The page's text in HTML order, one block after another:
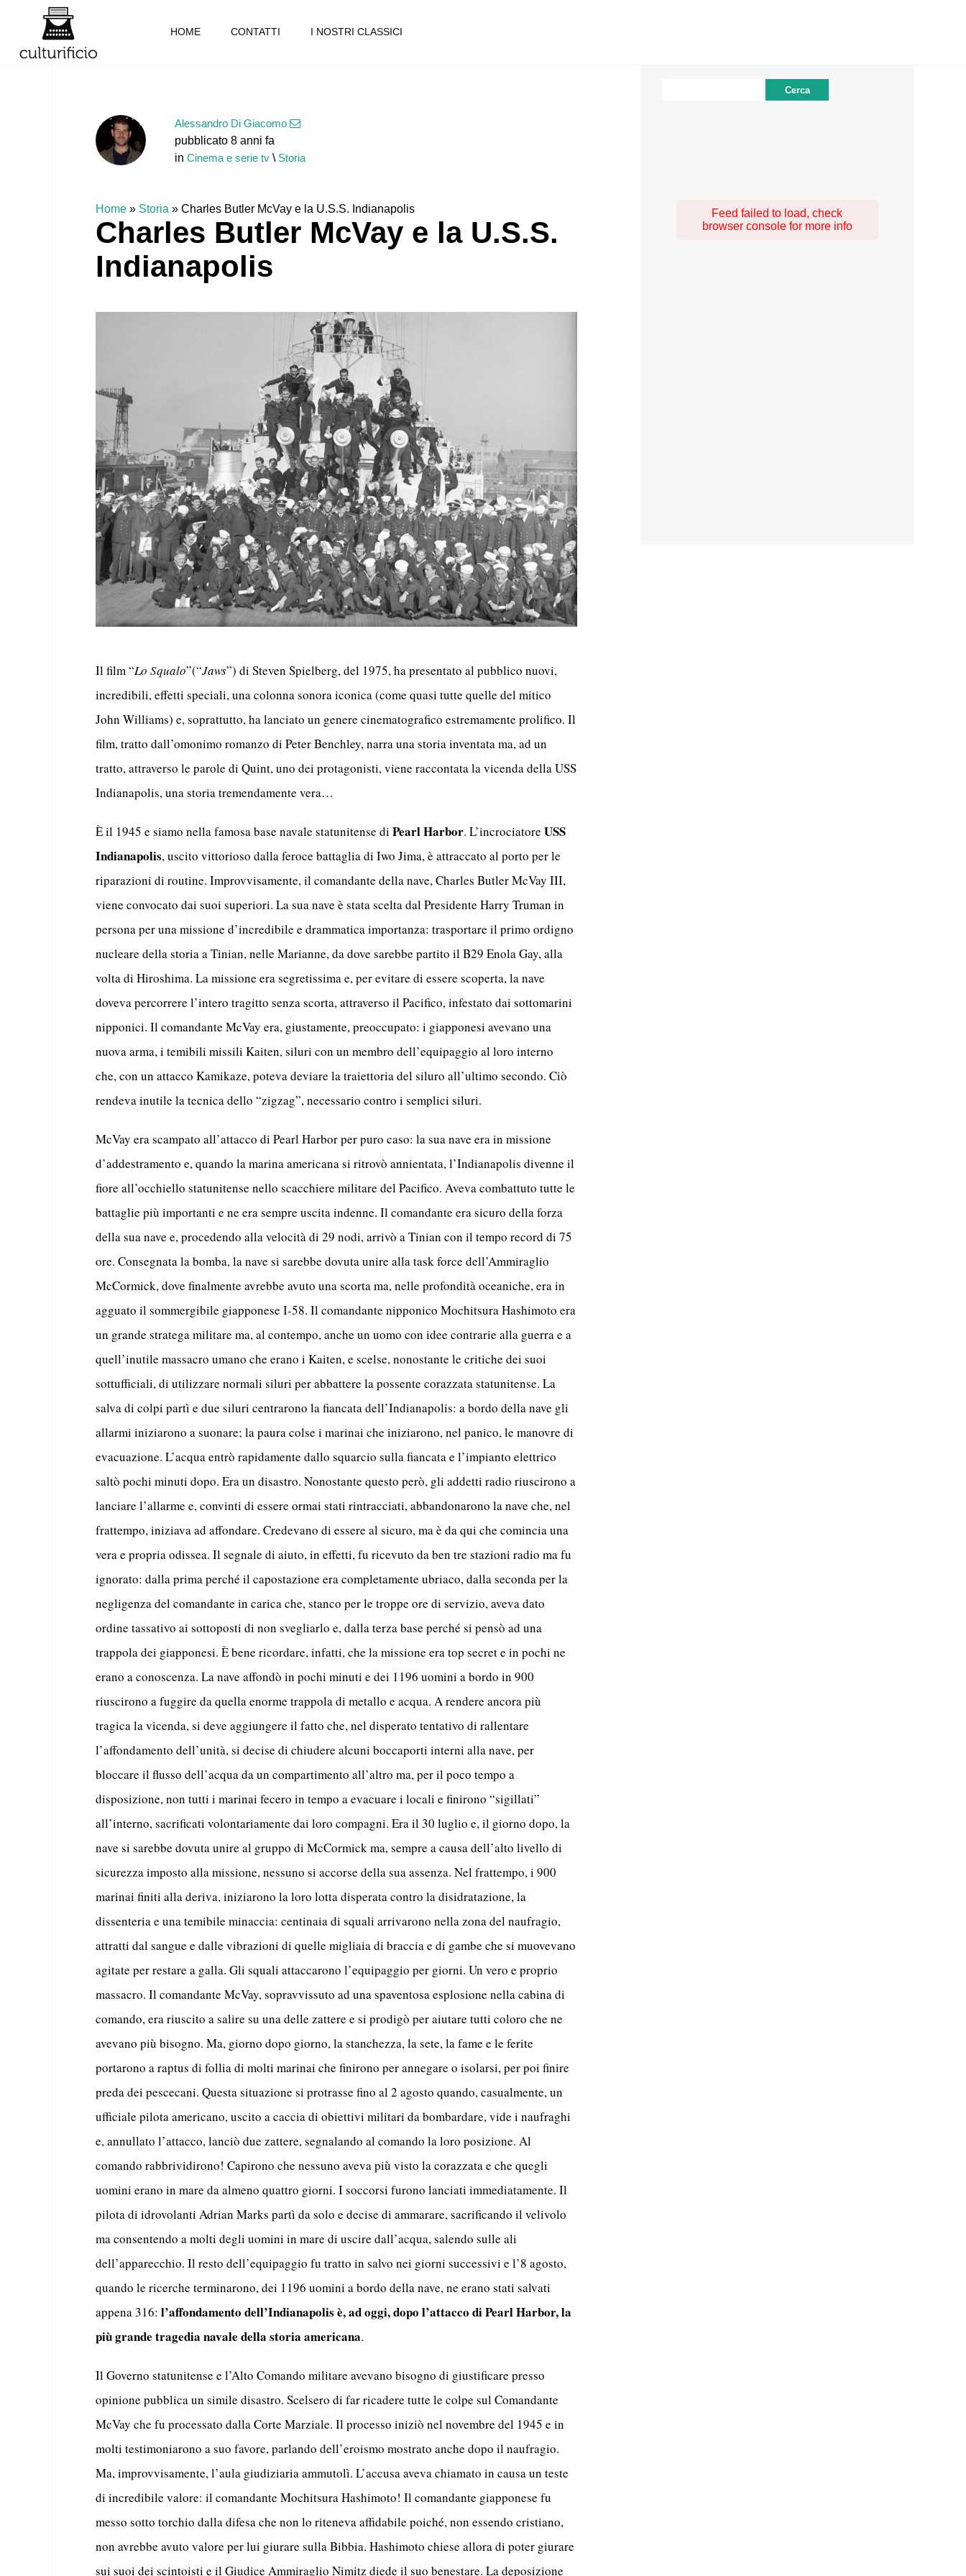
HOME CONTATTI I NOSTRI CLASSICI
Alessandro Di Giacomo
pubblicato 8 anni fa
in Cinema e serie tv \ Storia
Home » Storia » Charles Butler McVay e la U.S.S. Indianapolis
Charles Butler McVay e la U.S.S.
Indianapolis
Il film “Lo Squalo”(“Jaws”) di Steven Spielberg, del 1975, ha presentato al pubblico nuovi,
incredibili, effetti speciali, una colonna sonora iconica (come quasi tutte quelle del mitico
John Williams) e, soprattutto, ha lanciato un genere cinematografico estremamente prolifico. Il
film, tratto dall’omonimo romanzo di Peter Benchley, narra una storia inventata ma, ad un
tratto, attraverso le parole di Quint, uno dei protagonisti, viene raccontata la vicenda della USS
Indianapolis, una storia tremendamente vera…
È il 1945 e siamo nella famosa base navale statunitense di Pearl Harbor. L’incrociatore USS
Indianapolis, uscito vittorioso dalla feroce battaglia di Iwo Jima, è attraccato al porto per le
riparazioni di routine. Improvvisamente, il comandante della nave, Charles Butler McVay III,
viene convocato dai suoi superiori. La sua nave è stata scelta dal Presidente Harry Truman in
persona per una missione d’incredibile e drammatica importanza: trasportare il primo ordigno
nucleare della storia a Tinian, nelle Marianne, da dove sarebbe partito il B29 Enola Gay, alla
volta di Hiroshima. La missione era segretissima e, per evitare di essere scoperta, la nave
doveva percorrere l’intero tragitto senza scorta, attraverso il Pacifico, infestato dai sottomarini
nipponici. Il comandante McVay era, giustamente, preoccupato: i giapponesi avevano una
nuova arma, i temibili missili Kaiten, siluri con un membro dell’equipaggio al loro interno
che, con un attacco Kamikaze, poteva deviare la traiettoria del siluro all’ultimo secondo. Ciò
rendeva inutile la tecnica dello “zigzag”, necessario contro i semplici siluri.
McVay era scampato all’attacco di Pearl Harbor per puro caso: la sua nave era in missione
d’addestramento e, quando la marina americana si ritrovò annientata, l’Indianapolis divenne il
fiore all’occhiello statunitense nello scacchiere militare del Pacifico. Aveva combattuto tutte le
battaglie più importanti e ne era sempre uscita indenne. Il comandante era sicuro della forza
della sua nave e, procedendo alla velocità di 29 nodi, arrivò a Tinian con il tempo record di 75
ore. Consegnata la bomba, la nave si sarebbe dovuta unire alla task force dell’Ammiraglio
McCormick, dove finalmente avrebbe avuto una scorta ma, nelle profondità oceaniche, era in
agguato il sommergibile giapponese I-58. Il comandante nipponico Mochitsura Hashimoto era
un grande stratega militare ma, al contempo, anche un uomo con idee contrarie alla guerra e a
quell’inutile massacro umano che erano i Kaiten, e scelse, nonostante le critiche dei suoi
sottufficiali, di utilizzare normali siluri per abbattere la possente corazzata statunitense. La
salva di colpi partì e due siluri centrarono la fiancata dell’Indianapolis: a bordo della nave gli
allarmi iniziarono a suonare; la paura colse i marinai che iniziarono, nel panico, le manovre di
evacuazione. L’acqua entrò rapidamente dallo squarcio sulla fiancata e l’impianto elettrico
saltò pochi minuti dopo. Era un disastro. Nonostante questo però, gli addetti radio riuscirono a
lanciare l’allarme e, convinti di essere ormai stati rintracciati, abbandonarono la nave che, nel
frattempo, iniziava ad affondare. Credevano di essere al sicuro, ma è da qui che comincia una
vera e propria odissea. Il segnale di aiuto, in effetti, fu ricevuto da ben tre stazioni radio ma fu
ignorato: dalla prima perché il capostazione era completamente ubriaco, dalla seconda per la
negligenza del comandante in carica che, stanco per le troppe ore di servizio, aveva dato
ordine tassativo ai sottoposti di non svegliarlo e, dalla terza base perché si pensò ad una
trappola dei giapponesi. È bene ricordare, infatti, che la missione era top secret e in pochi ne
erano a conoscenza. La nave affondò in pochi minuti e dei 1196 uomini a bordo in 900
riuscirono a fuggire da quella enorme trappola di metallo e acqua. A rendere ancora più
tragica la vicenda, si deve aggiungere il fatto che, nel disperato tentativo di rallentare
l’affondamento dell’unità, si decise di chiudere alcuni boccaporti interni alla nave, per
bloccare il flusso dell’acqua da un compartimento all’altro ma, per il poco tempo a
disposizione, non tutti i marinai fecero in tempo a evacuare i locali e finirono “sigillati”
all’interno, sacrificati volontariamente dai loro compagni. Era il 30 luglio e, il giorno dopo, la
nave si sarebbe dovuta unire al gruppo di McCormick ma, sempre a causa dell’alto livello di
sicurezza imposto alla missione, nessuno si accorse della sua assenza. Nel frattempo, i 900
marinai finiti alla deriva, iniziarono la loro lotta disperata contro la disidratazione, la
dissenteria e una temibile minaccia: centinaia di squali arrivarono nella zona del naufragio,
attratti dal sangue e dalle vibrazioni di quelle migliaia di braccia e di gambe che si muovevano
agitate per restare a galla. Gli squali attaccarono l’equipaggio per giorni. Un vero e proprio
massacro. Il comandante McVay, sopravvissuto ad una spaventosa esplosione nella cabina di
comando, era riuscito a salire su una delle zattere e si prodigò per aiutare tutti coloro che ne
avevano più bisogno. Ma, giorno dopo giorno, la stanchezza, la sete, la fame e le ferite
portarono a raptus di follia di molti marinai che finirono per annegare o isolarsi, per poi finire
preda dei pescecani. Questa situazione si protrasse fino al 2 agosto quando, casualmente, un
ufficiale pilota americano, uscito a caccia di obiettivi militari da bombardare, vide i naufraghi
e, annullato l’attacco, lanciò due zattere, segnalando al comando la loro posizione. Al
comando rabbrividirono! Capirono che nessuno aveva più visto la corazzata e che quegli
uomini erano in mare da almeno quattro giorni. I soccorsi furono lanciati immediatamente. Il
pilota di idrovolanti Adrian Marks partì da solo e decise di ammarare, sacrificando il velivolo
ma consentendo a molti degli uomini in mare di uscire dall’acqua, salendo sulle ali
dell’apparecchio. Il resto dell’equipaggio fu tratto in salvo nei giorni successivi e l’8 agosto,
quando le ricerche terminarono, dei 1196 uomini a bordo della nave, ne erano stati salvati
appena 316: l’affondamento dell’Indianapolis è, ad oggi, dopo l’attacco di Pearl Harbor, la
più grande tragedia navale della storia americana.
Il Governo statunitense e l’Alto Comando militare avevano bisogno di giustificare presso
opinione pubblica un simile disastro. Scelsero di far ricadere tutte le colpe sul Comandante
McVay che fu processato dalla Corte Marziale. Il processo iniziò nel novembre del 1945 e in
molti testimoniarono a suo favore, parlando dell’eroismo mostrato anche dopo il naufragio.
Ma, improvvisamente, l’aula giudiziaria ammutolì. L’accusa aveva chiamato in causa un teste
di incredibile valore: il comandante Mochitsura Hashimoto! Il comandante giapponese fu
messo sotto torchio dalla difesa che non lo riteneva affidabile poiché, non essendo cristiano,
non avrebbe avuto valore per lui giurare sulla Bibbia. Hashimoto chiese allora di poter giurare
sui suoi dei scintoisti e il Giudice Ammiraglio Nimitz diede il suo benestare. La deposizione
Feed failed to load, check
browser console for more info